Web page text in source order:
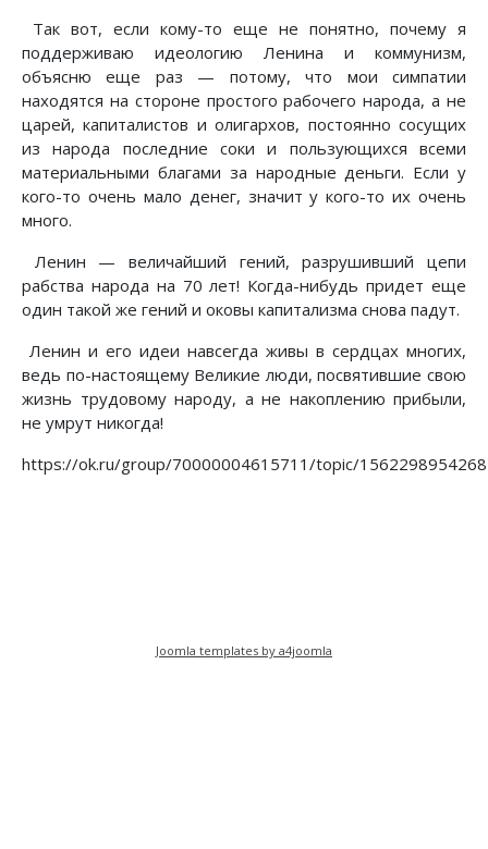
Так вот, если кому-то еще не понятно, почему я
поддерживаю идеологию Ленина и коммунизм,
объясню еще раз — потому, что мои симпатии
находятся на стороне простого рабочего народа, а не
царей, капиталистов и олигархов, постоянно сосущих
из народа последние соки и пользующихся всеми
материальными благами за народные деньги. Если у
кого-то очень мало денег, значит у кого-то их очень
много.
Ленин — величайший гений, разрушивший цепи
рабства народа на 70 лет! Когда-нибудь придет еще
один такой же гений и оковы капитализма снова падут.
Ленин и его идеи навсегда живы в сердцах многих,
ведь по-настоящему Великие люди, посвятившие свою
жизнь трудовому народу, а не накоплению прибыли,
не умрут никогда!
https://ok.ru/group/70000004615711/topic/
Joomla templates by a4joomla